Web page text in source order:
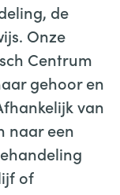
de
Onze
Centrum
gehoor en
van
naar een
of